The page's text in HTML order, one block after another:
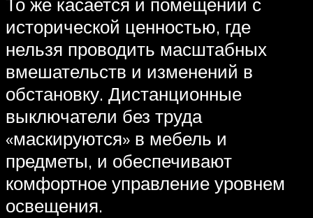
исторической ценностью, где
нельзя проводить масштабных
вмешательств и изменений в
обстановку. Дистанционные
выключатели без труда
«маскируются» в мебель и
предметы, и обеспечивают
комфортное управление уровнем
освещения.